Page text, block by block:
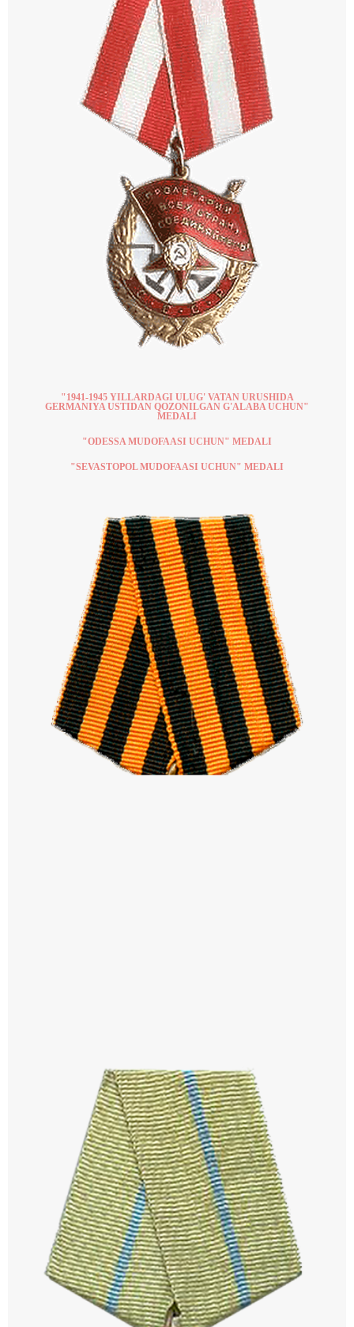
"1941-1945 YILLARDAGI ULUG' VATAN URUSHIDA
GERMANIYA USTIDAN QOZONILGAN G'ALABA UCHUN"
MEDALI
"ODESSA MUDOFAASI UCHUN" MEDALI​
"SEVASTOPOL MUDOFAASI UCHUN" MEDALI​